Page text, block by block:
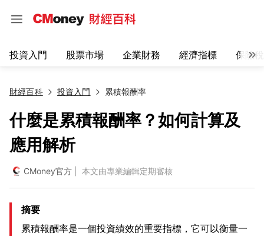
投資入門 股票市場 企業財務 經濟指標 保險
財經百科 投資入門 累積報酬率
什麼是累積報酬率？如何計算及
應用解析
CMoney官方 | 本文由專業編輯定期審核
摘要
累積報酬率是一個投資績效的重要指標，它可以衡量一